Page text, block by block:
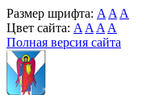
Размер шрифта: A A A
Цвет сайта: A A A A
Полная версия сайта